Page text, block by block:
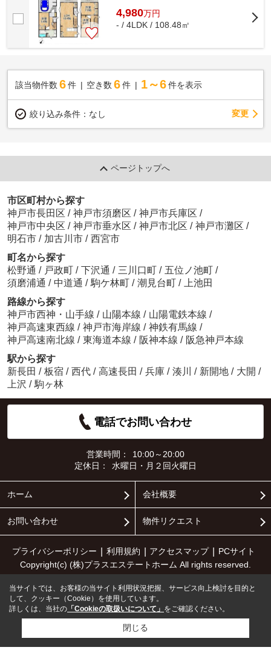
4,980万円
- / 4LDK / 108.48㎡
該当物件数 6件 空き数 6 件 1～6 件を表示
絞り込み条件： なし 変更
ページトップへ
市区町村から探す
神戸市長田区 / 神戸市須磨区 / 神戸市兵庫区 /
神戸市中央区 / 神戸市垂水区 / 神戸市北区 / 神戸市灘区 /
明石市 / 加古川市 / 西宮市
町名から探す
松野通 / 戸政町 / 下沢通 / 三川口町 / 五位ノ池町 /
須磨浦通 / 中道通 / 駒ケ林町 / 潮見台町 /
上池田
路線から探す
神戸市西神・山手線 / 山陽本線 / 山陽電鉄本線 /
神戸高速東西線 / 神戸市海岸線 / 神鉄有馬線 /
神戸高速南北線 / 東海道本線 / 阪神本線 / 阪急神戸本線
駅から探す
新長田 / 板宿 / 西代 / 高速長田 / 兵庫 / 湊川 / 新開地 / 大開 /
上沢 / 駒ヶ林
電話でお問い合わせ
営業時間：
10:00～20:00
定休日：
水曜日・月２回火曜日
ホーム 会社概要
お問い合わせ 物件リクエスト
プライバシーポリシー 利用規約 アクセスマップ
PCサイト
Copyright(c) (株)プラスエステートホーム All rights reserved.
当サイトでは、お客様の当サイト利用状況把握、サービス向上検討を目的と
して、クッキー（Cookie）を使用しています。
詳しくは、当社の 「Cookieの取扱いについて」 をご確認ください。
閉じる